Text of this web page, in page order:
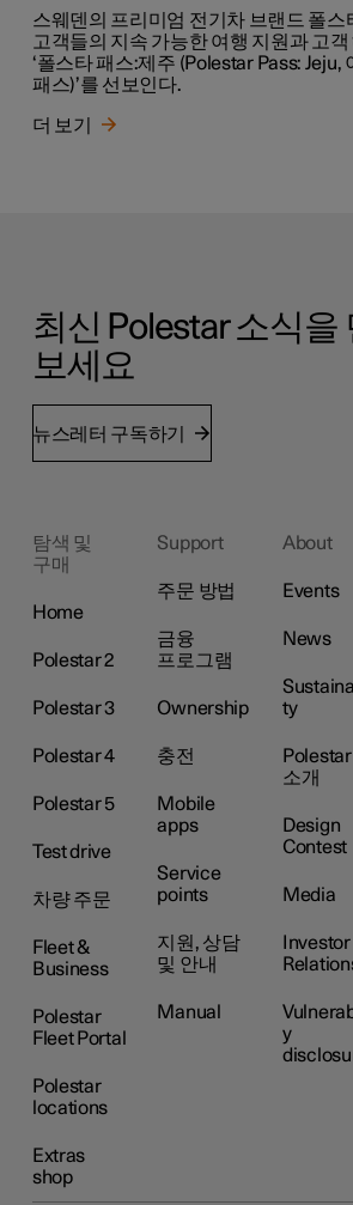
스웨덴의 프리미엄 전기차 브랜드 폴스
고객들의 지속 가능한 여행 지원과 고객
‘폴스타 패스:제주 (Polestar Pass: Jeju,
패스)’를 선보인다.
더 보기
최신 Polestar 소식을
보세요
뉴스레터 구독하기
탐색 및
구매
Home
Polestar 2
Polestar 3
Polestar 4
Polestar 5
Test drive
차량 주문
Fleet &
Business
Polestar
Fleet Portal
Polestar
locations
Extras
shop
Support
주문 방법
금융
프로그램
Ownership
충전
Mobile
apps
Service
points
지원, 상담
및 안내
Manual
About
Events
News
ty
Polestar
소개
Design
Contest
Media
Investor
y